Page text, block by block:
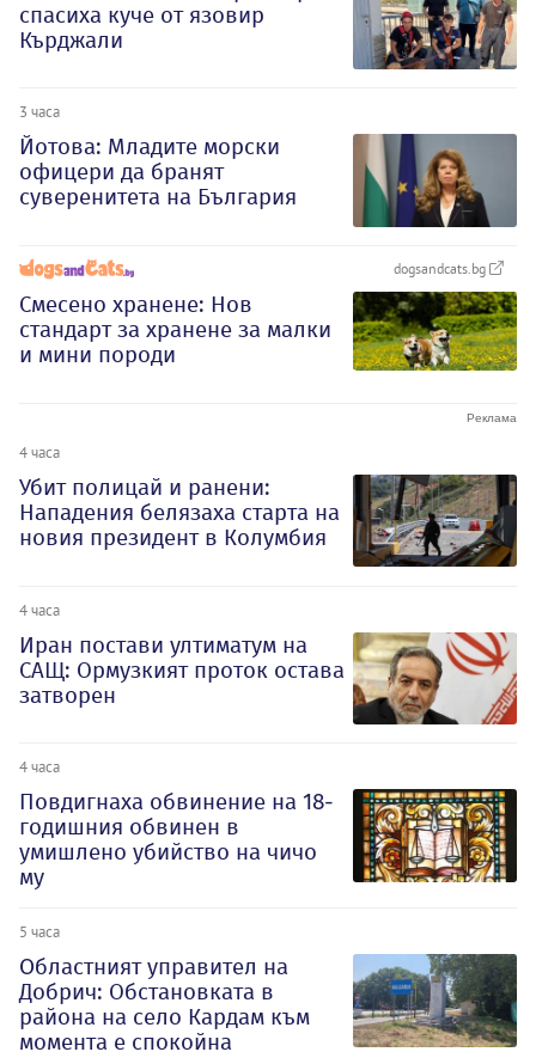
спасиха куче от язовир
Кърджали
3 часа
Йотова: Младите морски
офицери да бранят
суверенитета на България
dogsandcats.bg
Смесено хранене: Нов
стандарт за хранене за малки
и мини породи
4 часа
Убит полицай и ранени:
Нападения белязаха старта на
новия президент в Колумбия
4 часа
Иран постави ултиматум на
САЩ: Ормузкият проток остава
затворен
4 часа
Повдигнаха обвинение на 18-
годишния обвинен в
умишлено убийство на чичо
му
5 часа
Oбластният управител на
Добрич: Обстановката в
района на село Кардам към
момента е спокойна